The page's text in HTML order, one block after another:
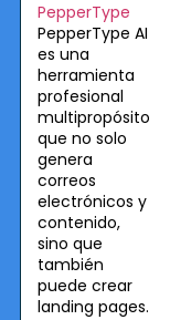
PepperType
PepperType AI
es una
herramienta
profesional
multipropósito
que no solo
genera
correos
electrónicos y
contenido,
sino que
también
puede crear
landing pages.